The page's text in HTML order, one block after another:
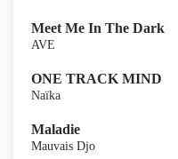
Meet Me In The Dark
AVE
ONE TRACK MIND
Naïka
Maladie
Mauvais Djo